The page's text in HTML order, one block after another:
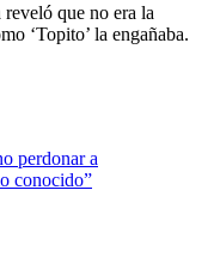
que no era la
‘Topito’ la engañaba.